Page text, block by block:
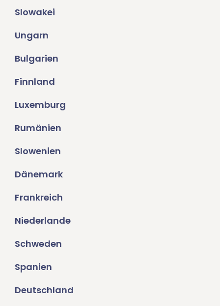
Slowakei
Ungarn
Bulgarien
Finnland
Luxemburg
Rumänien
Slowenien
Dänemark
Frankreich
Niederlande
Schweden
Spanien
Deutschland